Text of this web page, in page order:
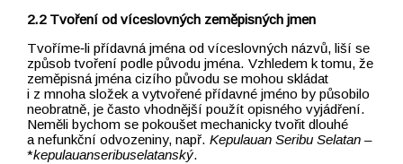
Tvoření od víceslovných zeměpisných jmen
Tvoříme‑li přídavná jména od víceslovných názvů, liší se
způsob tvoření podle původu jména. Vzhledem k tomu, že
zeměpisná jména cizího původu se mohou skládat
i z mnoha složek a vytvořené přídavné jméno by působilo
neobratně, je často vhodnější použít opisného vyjádření.
Neměli bychom se pokoušet mechanicky tvořit dlouhé
a nefunkční odvozeniny, např.Kepulauan Seribu Selatan –⁠⁠⁠⁠⁠⁠⁠⁠⁠⁠⁠⁠⁠⁠⁠⁠⁠⁠⁠⁠⁠⁠⁠⁠⁠⁠⁠⁠⁠⁠⁠⁠⁠⁠⁠⁠⁠⁠⁠⁠⁠⁠⁠⁠⁠⁠⁠⁠⁠⁠⁠⁠⁠⁠⁠⁠⁠⁠⁠⁠⁠⁠
*kepulauanseribuselatanský.